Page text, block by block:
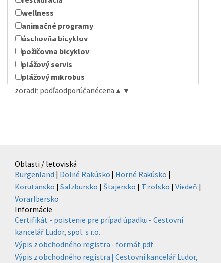
wellness
animačné programy
úschovňa bicyklov
požičovna bicyklov
plážový servis
plážový mikrobus
zoradiť podľaodporúčanécena ▲ ▼
Oblasti / letoviská
Burgenland | Dolné Rakúsko | Horné Rakúsko |
Korutánsko | Salzbursko | Štajersko | Tirolsko | Viedeň |
Vorarlbersko
Informácie
Certifikát - poistenie pre prípad úpadku - Cestovní
kancelář Ludor, spol. s r.o.
Výpis z obchodného registra - formát pdf
Výpis z obchodného registra | Cestovní kancelář Ludor,